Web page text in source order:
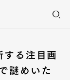
する注目画
謎めいた